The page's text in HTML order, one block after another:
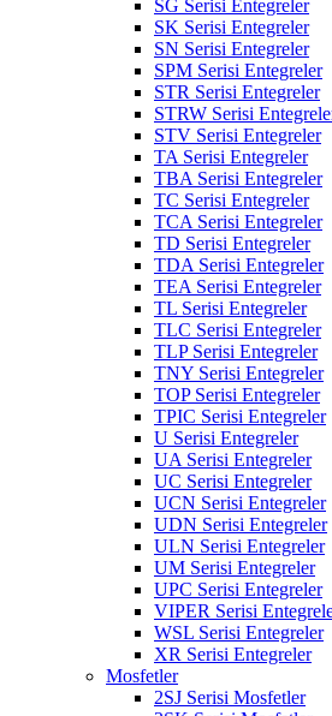
SG Serisi Entegreler
SK Serisi Entegreler
SN Serisi Entegreler
SPM Serisi Entegreler
STR Serisi Entegreler
STRW Serisi
STV Serisi Entegreler
TA Serisi Entegreler
TBA Serisi Entegreler
TC Serisi Entegreler
TCA Serisi Entegreler
TD Serisi Entegreler
TDA Serisi Entegreler
TEA Serisi Entegreler
TL Serisi Entegreler
TLC Serisi Entegreler
TLP Serisi Entegreler
TNY Serisi Entegreler
TOP Serisi Entegreler
TPIC Serisi Entegreler
U Serisi Entegreler
UA Serisi Entegreler
UC Serisi Entegreler
UCN Serisi Entegreler
UDN Serisi Entegreler
ULN Serisi Entegreler
UM Serisi Entegreler
UPC Serisi Entegreler
VIPER Serisi
WSL Serisi Entegreler
XR Serisi Entegreler
Mosfetler
2SJ Serisi Mosfetler